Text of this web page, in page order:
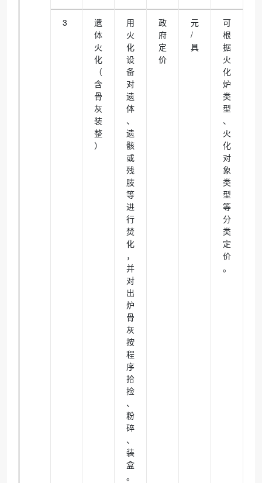
3
遗
体
火
化
（
含
骨
灰
装
整
）
用
火
化
设
备
对
遗
体
、
遗
骸
或
残
肢
等
进
行
焚
化
，
并
对
出
炉
骨
灰
按
程
序
拾
捡
、
粉
碎
、
装
盒
。
政
府
定
价
元
/
具
可
根
据
火
化
炉
类
型
、
火
化
对
象
类
型
等
分
类
定
价
。